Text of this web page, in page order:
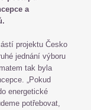
a
projektu Česko
jednání výboru
tak byla
„Pokud
energetické
potřebovat,